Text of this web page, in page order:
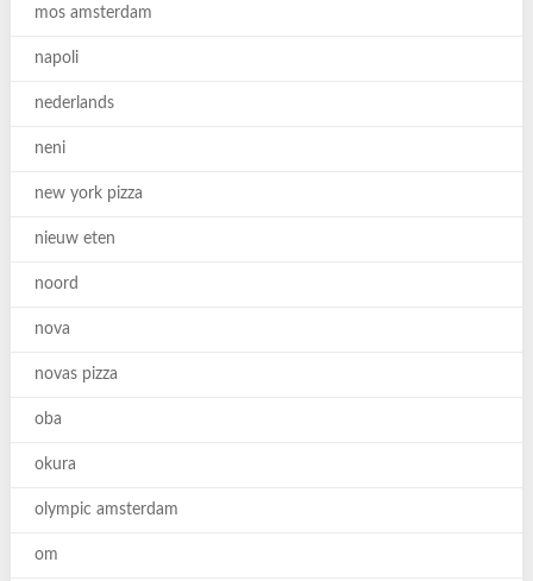
mos amsterdam
napoli
nederlands
neni
new york pizza
nieuw eten
noord
nova
novas pizza
oba
okura
olympic amsterdam
om